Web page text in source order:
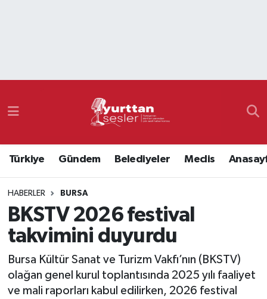
Türkiye Gündem Belediyeler Meclis
HABERLER BURSA
BKSTV 2026 festival
takvimini duyurdu
Bursa Kültür Sanat ve Turizm Vakfı’nın (BKSTV)
olağan genel kurul toplantısında 2025 yılı faaliyet
ve mali raporları kabul edilirken, 2026 festival
Namaz Vakitleri
Süper Lig Puan Durumu ve Fikstür
Tüm Manşetler
Son Dakika Haberleri
Haber Arşivi